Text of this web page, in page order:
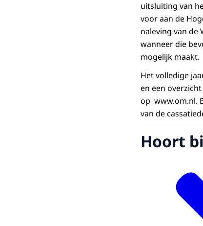
uitsluiting van
voor aan de
naleving van de
wanneer die
mogelijk maakt.
Het volledige
en een
op www.om.nl.
van de
Hoort